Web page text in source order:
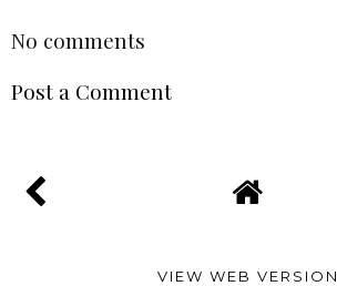
No comments
Post a Comment
VIEW WEB VERSION